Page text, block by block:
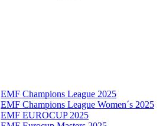
EMF Champions League 2025
EMF Champions League Women´s 2025
EMF EUROCUP 2025